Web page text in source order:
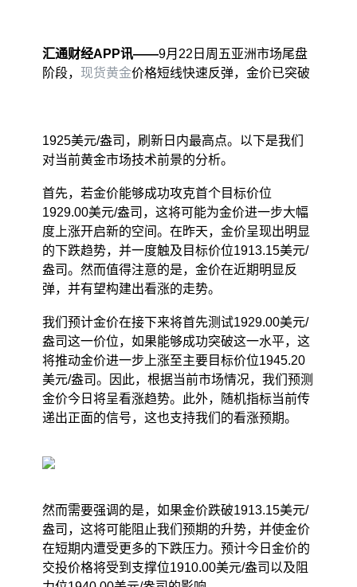
汇通财经APP讯——9月22日周五亚洲市场尾盘
阶段， 现货黄金价格短线快速反弹，金价已突破
1925美元/盎司，刷新日内最高点。以下是我们
对当前黄金市场技术前景的分析。
首先，若金价能够成功攻克首个目标价位
1929.00美元/盎司，这将可能为金价进一步大幅
度上涨开启新的空间。在昨天，金价呈现出明显
的下跌趋势，并一度触及目标价位1913.15美元/
盎司。然而值得注意的是，金价在近期明显反
弹，并有望构建出看涨的走势。
我们预计金价在接下来将首先测试1929.00美元/
盎司这一价位，如果能够成功突破这一水平，这
将推动金价进一步上涨至主要目标价位1945.20
美元/盎司。因此，根据当前市场情况，我们预测
金价今日将呈看涨趋势。此外，随机指标当前传
递出正面的信号，这也支持我们的看涨预期。
然而需要强调的是，如果金价跌破1913.15美元/
盎司，这将可能阻止我们预期的升势，并使金价
在短期内遭受更多的下跌压力。预计今日金价的
交投价格将受到支撑位1910.00美元/盎司以及阻